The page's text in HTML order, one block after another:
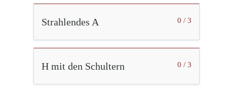
0 / 3
Strahlendes A
0 / 3
H mit den Schultern